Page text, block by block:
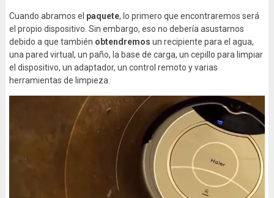
Cuando abramos el paquete, lo primero que encontraremos será
el propio dispositivo. Sin embargo, eso no debería asustarnos
debido a que también obtendremos un recipiente para el agua,
una pared virtual, un paño, la base de carga, un cepillo para limpiar
el dispositivo, un adaptador, un control remoto y varias
herramientas de limpieza.